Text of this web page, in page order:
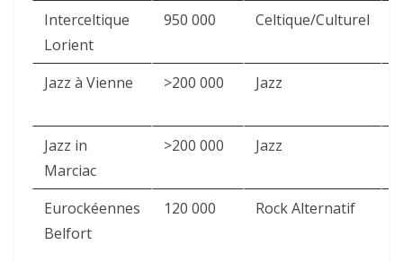
Interceltique
Lorient
950 000 Celtique/Culturel
Jazz à Vienne >200 000 Jazz
Jazz in
Marciac
>200 000 Jazz
Eurockéennes
Belfort
120 000 Rock Alternatif